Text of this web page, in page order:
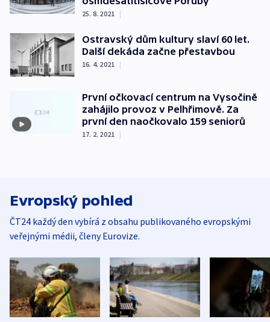
25. 8. 2021 |
Ostravský dům kultury slaví 60 let.
Další dekáda začne přestavbou
16. 4. 2021 |
První očkovací centrum na Vysočině
zahájilo provoz v Pelhřimově. Za
první den naočkovalo 159 seniorů
17. 2. 2021 |
Evropský pohled
ČT24 každý den vybírá z obsahu publikovaného evropskými
veřejnými médii, členy Eurovize.